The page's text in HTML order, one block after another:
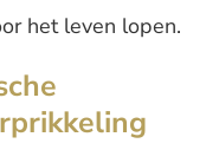
het leven lopen.